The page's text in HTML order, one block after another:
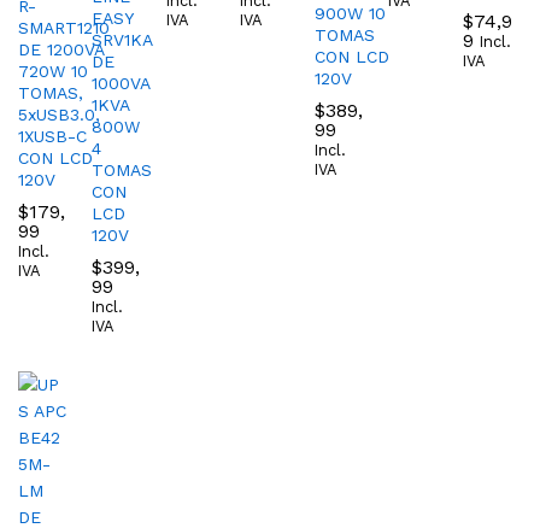
R-
SMART1210
DE 1200VA
720W 10
TOMAS,
5xUSB3.0,
1XUSB-C
CON LCD
120V
$179,
99
Incl.
IVA
EASY
SRV1KA
DE
1000VA
1KVA
800W
4
TOMAS
CON
LCD
120V
$399,
99
Incl.
IVA
IVA
IVA
900W 10
TOMAS
CON LCD
120V
$389,
99
Incl.
IVA
$74,9
9 Incl.
IVA